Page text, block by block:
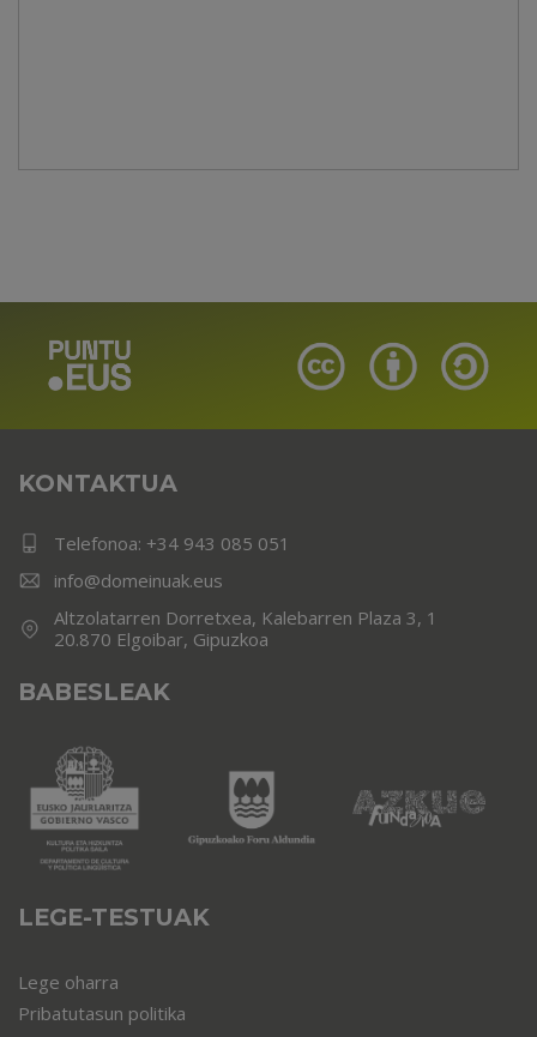
KONTAKTUA
Telefonoa: +34 943 085 051
info@domeinuak.eus
Altzolatarren Dorretxea, Kalebarren Plaza 3, 1
20.870 Elgoibar, Gipuzkoa
BABESLEAK
LEGE-TESTUAK
Lege oharra
Pribatutasun politika